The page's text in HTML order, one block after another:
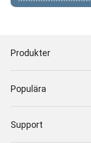
Produkter
Populära
Support